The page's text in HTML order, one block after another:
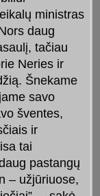
ministras
daug
tačiau
Neries ir
Šnekame
savo
šventes,
ir
tai
pastangų
– užjūriuose,